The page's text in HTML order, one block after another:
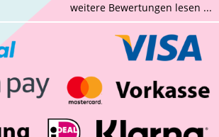
weitere Bewertungen lesen ...